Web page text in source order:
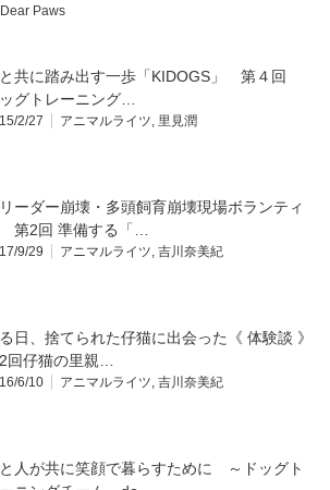
Paws
共に踏み出す一歩「KIDOGS」 第４回
ッグトレーニング…
2/27 アニマルライツ, 里見潤
ーダー崩壊・多頭飼育崩壊現場ボランティ
第2回 準備する「…
9/29 アニマルライツ, 吉川奈美紀
日、捨てられた仔猫に出会った《 体験談 》
回仔猫の里親…
6/10 アニマルライツ, 吉川奈美紀
人が共に笑顔で暮らすために ～ドッグト